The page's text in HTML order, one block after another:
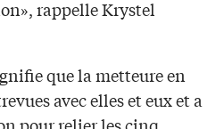
rappelle Krystel
que la metteure en
avec elles et eux et a